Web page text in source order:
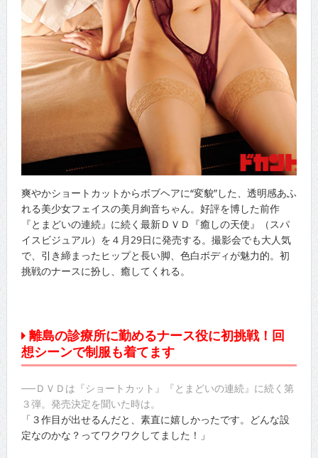
爽やかショートカットからボブヘアに“変貌”した、透明感あふ
れる美少女フェイスの美月絢音ちゃん。好評を博した前作
『とまどいの連続』に続く最新ＤＶＤ『癒しの天使』（スパ
イスビジュアル）を４月29日に発売する。撮影会でも大人気
で、引き締まったヒップと長い脚、色白ボディが魅力的。初
挑戦のナースに扮し、癒してくれる。
離島の診療所に勤めるナース役に初挑戦！回
想シーンで制服も着てます
──ＤＶＤは『ショートカット』『とまどいの連続』に続く第
３弾。発売決定を聞いた時は。
「３作目が出せるんだと、素直に嬉しかったです。どんな設
定なのかな？ってワクワクしてました！」